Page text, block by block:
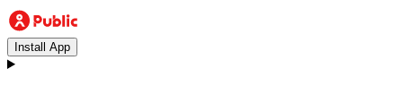
Install App